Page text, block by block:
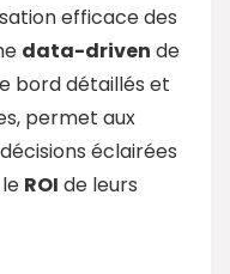
efficace des
data-driven de
bord détaillés et
permet aux
éclairées
ROI de leurs